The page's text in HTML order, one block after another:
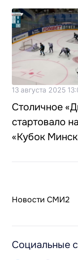
13 августа 2025
Столичное
стартовало
«Кубок
Новости СМИ2
Социальные